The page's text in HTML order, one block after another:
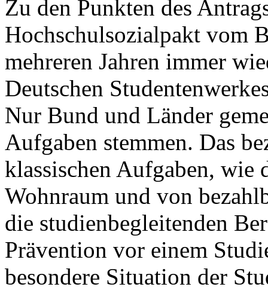
Zu den Punkten des
Hochschulsozialpakt vom
mehreren Jahren immer
Deutschen
Nur Bund und Länder
Aufgaben stemmen. Das
klassischen Aufgaben, wie
Wohnraum und von
die studienbegleitenden
Prävention vor einem
besondere Situation der